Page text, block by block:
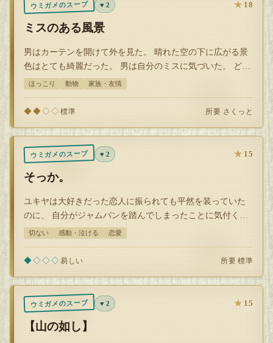
ウミガメのスープ ♥ 2 ★ 18
ミスのある風景
男はカーテンを開けて外を見た。 晴れた空の下に広がる景
色はとても綺麗だった。 男は自分のミスに気づいた。 どう
いうことでしょう？
ほっこり 動物 家族・友情
◆◆◇◇標準 所要 さくっと
ウミガメのスープ ♥ 2 ★ 15
そっか。
ユキヤは大好きだった恋人に振られても平然を装っていた
のに、 自分がジャムパンを踏んでしまったことに気付く
と、途端に涙を流した。 いったいどう…
切ない 感動・泣ける 恋愛
◆◇◇◇易しい 所要 標準
ウミガメのスープ ♥ 2 ★ 15
【山の如し】